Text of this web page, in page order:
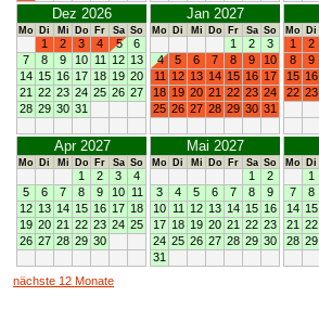
Dez 2026
Mo Di Mi Do Fr Sa So
1 2 3 4 5
6
7
8 9 10 11 12 13
14 15 16 17 18 19 20
21 22 23 24 25 26 27
28 29 30 31
Jan 2027
Mo Di Mi Do Fr Sa So
1 2
3
4
5 6 7 8 9
10
11
12 13 14 15 16 17
18 19 20 21 22 23 24
25 26 27 28 29 30 31
Mo Di
1 2
8
9
15 16
22 23
Apr 2027
Mo Di Mi Do Fr Sa So
1 2 3
4
5
6 7 8 9 10 11
12 13 14 15 16 17 18
19 20 21 22 23 24 25
26 27 28 29 30
Mai 2027
Mo Di Mi Do Fr Sa So
1
2
3
4 5 6 7 8
9
10 11 12 13 14 15 16
17 18 19 20 21 22 23
24 25 26 27 28 29 30
31
Mo Di
1
7
8
14 15
21 22
28 29
nächste 12 Monate